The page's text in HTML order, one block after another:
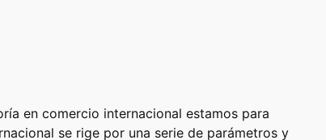
en comercio internacional estamos para
se rige por una serie de parámetros y